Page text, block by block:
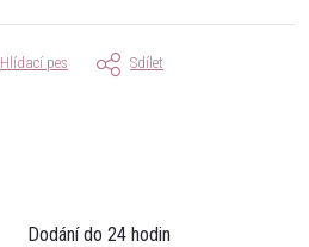
Hlídací pes Sdílet
Dodání do 24 hodin